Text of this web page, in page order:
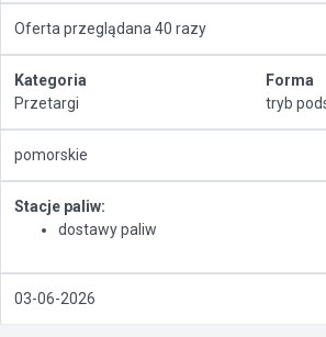
Oferta przeglądana 40 razy
Kategoria
Przetargi
Forma
tryb
pomorskie
Stacje paliw:
dostawy paliw
03-06-2026